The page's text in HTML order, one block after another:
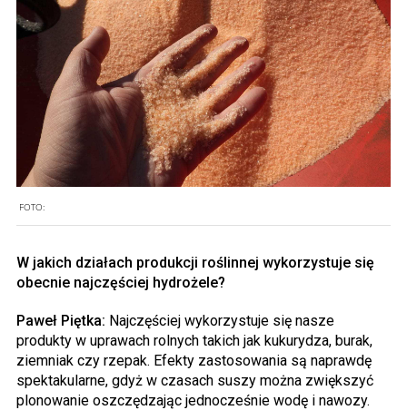
FOTO:
W jakich działach produkcji roślinnej wykorzystuje się
obecnie najczęściej hydrożele?
Paweł Piętka: Najczęściej wykorzystuje się nasze
produkty w uprawach rolnych takich jak kukurydza, burak,
ziemniak czy rzepak. Efekty zastosowania są naprawdę
spektakularne, gdyż w czasach suszy można zwiększyć
plonowanie oszczędzając jednocześnie wodę i nawozy.